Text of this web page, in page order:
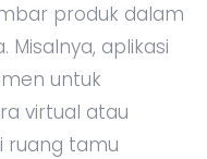
produk dalam
Misalnya, aplikasi
untuk
virtual atau
ruang tamu